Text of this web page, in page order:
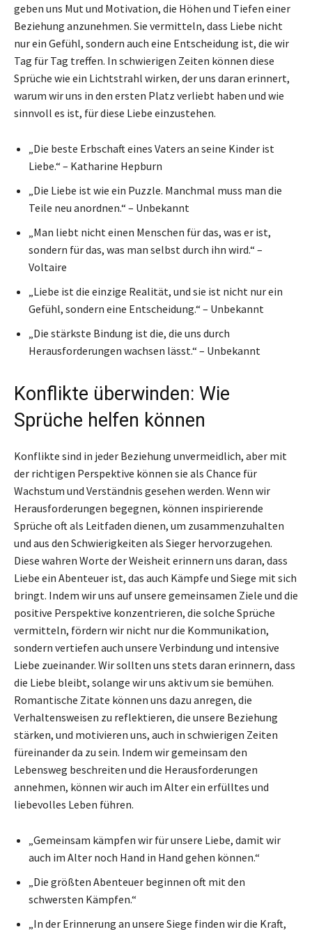
geben uns Mut und Motivation, die Höhen und Tiefen einer
Beziehung anzunehmen. Sie vermitteln, dass Liebe nicht
nur ein Gefühl, sondern auch eine Entscheidung ist, die wir
Tag für Tag treffen. In schwierigen Zeiten können diese
Sprüche wie ein Lichtstrahl wirken, der uns daran erinnert,
warum wir uns in den ersten Platz verliebt haben und wie
sinnvoll es ist, für diese Liebe einzustehen.
„Die beste Erbschaft eines Vaters an seine Kinder ist
Liebe.“ – Katharine Hepburn
„Die Liebe ist wie ein Puzzle. Manchmal muss man die
Teile neu anordnen.“ – Unbekannt
„Man liebt nicht einen Menschen für das, was er ist,
sondern für das, was man selbst durch ihn wird.“ –
Voltaire
„Liebe ist die einzige Realität, und sie ist nicht nur ein
Gefühl, sondern eine Entscheidung.“ – Unbekannt
„Die stärkste Bindung ist die, die uns durch
Herausforderungen wachsen lässt.“ – Unbekannt
Konflikte überwinden: Wie
Sprüche helfen können
Konflikte sind in jeder Beziehung unvermeidlich, aber mit
der richtigen Perspektive können sie als Chance für
Wachstum und Verständnis gesehen werden. Wenn wir
Herausforderungen begegnen, können inspirierende
Sprüche oft als Leitfaden dienen, um zusammenzuhalten
und aus den Schwierigkeiten als Sieger hervorzugehen.
Diese wahren Worte der Weisheit erinnern uns daran, dass
Liebe ein Abenteuer ist, das auch Kämpfe und Siege mit sich
bringt. Indem wir uns auf unsere gemeinsamen Ziele und die
positive Perspektive konzentrieren, die solche Sprüche
vermitteln, fördern wir nicht nur die Kommunikation,
sondern vertiefen auch unsere Verbindung und intensive
Liebe zueinander. Wir sollten uns stets daran erinnern, dass
die Liebe bleibt, solange wir uns aktiv um sie bemühen.
Romantische Zitate können uns dazu anregen, die
Verhaltensweisen zu reflektieren, die unsere Beziehung
stärken, und motivieren uns, auch in schwierigen Zeiten
füreinander da zu sein. Indem wir gemeinsam den
Lebensweg beschreiten und die Herausforderungen
annehmen, können wir auch im Alter ein erfülltes und
liebevolles Leben führen.
„Gemeinsam kämpfen wir für unsere Liebe, damit wir
auch im Alter noch Hand in Hand gehen können.“
„Die größten Abenteuer beginnen oft mit den
schwersten Kämpfen.“
„In der Erinnerung an unsere Siege finden wir die Kraft,